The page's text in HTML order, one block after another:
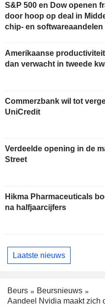
S&P 500 en Dow openen
door hoop op deal in
chip- en
Amerikaanse
dan verwacht in tweede
Commerzbank wil tot
UniCredit
Verdeelde opening in de
Street
Hikma Pharmaceuticals
na halfjaarcijfers
Laatste nieuws
Beurs
Beursnieuws
Aandeel Nvidia maakt zich